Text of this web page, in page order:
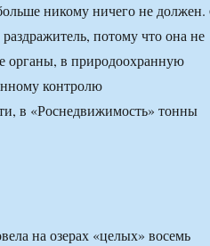
никому ничего не должен.
потому что она не
органы, в природоохранную
контролю
в «Роснедвижимость» тонны
на озерах «целых» восемь